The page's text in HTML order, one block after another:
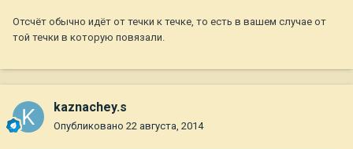
Отсчёт обычно идёт от течки к течке, то есть в вашем случае от
той течки в которую повязали.
kaznachey.s
Опубликовано 22 августа, 2014